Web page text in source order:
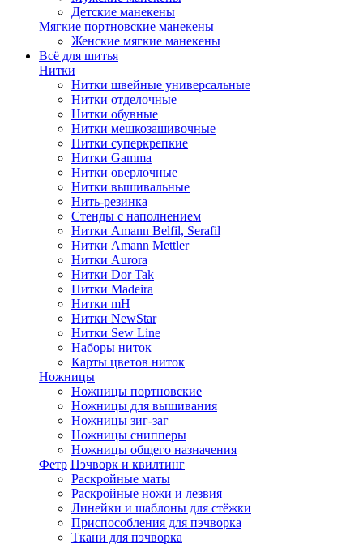
Детские манекены
Мягкие портновские манекены
Женские мягкие манекены
Всё для шитья
Нитки
Нитки швейные универсальные
Нитки отделочные
Нитки обувные
Нитки мешкозашивочные
Нитки суперкрепкие
Нитки Gamma
Нитки оверлочные
Нитки вышивальные
Нить-резинка
Стенды с наполнением
Нитки Amann Belfil, Serafil
Нитки Amann Mettler
Нитки Aurora
Нитки Dor Tak
Нитки Madeira
Нитки mH
Нитки NewStar
Нитки Sew Line
Наборы ниток
Карты цветов ниток
Ножницы
Ножницы портновские
Ножницы для вышивания
Ножницы зиг-заг
Ножницы снипперы
Ножницы общего назначения
Фетр Пэчворк и квилтинг
Раскройные маты
Раскройные ножи и лезвия
Линейки и шаблоны для стёжки
Приспособления для пэчворка
Ткани для пэчворка